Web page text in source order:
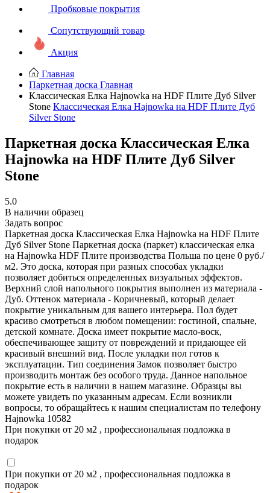
Пробковые покрытия
Сопутствующий товар
Акция
Главная
Паркетная доска Главная
Классическая Елка Hajnowka на HDF Плите Дуб Silver
Stone Классическая Елка Hajnowka на HDF Плите Дуб
Silver Stone
Паркетная доска Классическая Елка
Hajnowka на HDF Плите Дуб Silver
Stone
5.0
В наличии образец
Задать вопрос
Паркетная доска Классическая Елка Hajnowka на HDF Плите
Дуб Silver Stone Паркетная доска (паркет) классическая елка
на Hajnowka HDF Плите производства Польша по цене 0 руб./
м2. Это доска, которая при разных способах укладки
позволяет добиться определенных визуальных эффектов.
Верхний слой напольного покрытия выполнен из материала -
Дуб. Оттенок материала - Коричневый, который делает
покрытие уникальным для вашего интерьера. Пол будет
красиво смотреться в любом помещении: гостиной, спальне,
детской комнате. Доска имеет покрытие масло-воск,
обеспечивающее защиту от повреждений и придающее ей
красивый внешний вид. После укладки пол готов к
эксплуатации. Тип соединения Замок позволяет быстро
производить монтаж без особого труда. Данное напольное
покрытие есть в наличии в нашем магазине. Образцы вы
можете увидеть по указанным адресам. Если возникли
вопросы, то обращайтесь к нашим специалистам по телефону
Hajnowka 10582
При покупки от 20 м2 , профессиональная подложка в
подарок
При покупки от 20 м2 , профессиональная подложка в
подарок